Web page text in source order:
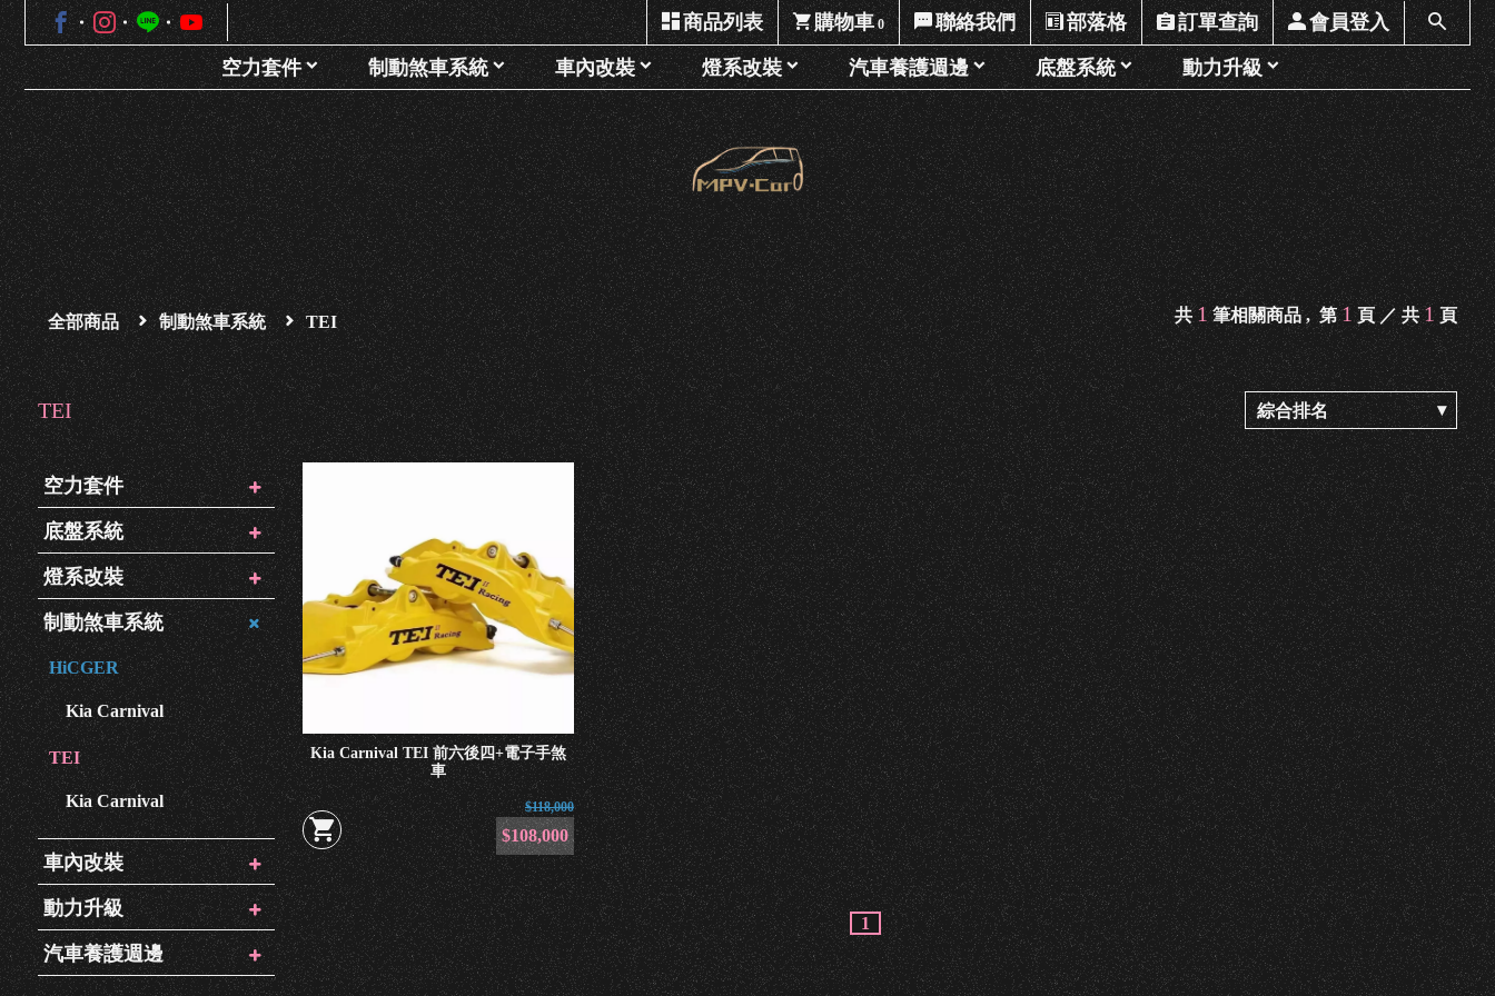
商品列表 購物車 0 聯絡我們 部落格 訂單查詢 會員登入
空力套件 制動煞車系統 車內改裝 燈系改裝 汽車養護週邊 底盤系統 動力升級
全部商品 制動煞車系統 TEI 共1筆相關商品 ,第1 頁 ／ 共1 頁
TEI
空力套件
底盤系統
燈系改裝
制動煞車系統
HiCGER
Kia Carnival
TEI
Kia Carnival
車內改裝
動力升級
汽車養護週邊
Kia Carnival TEI 前六後四+電子手煞
車
$118,000
$108,000
1